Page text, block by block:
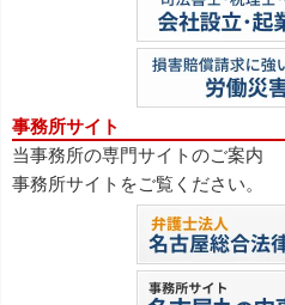
事務所サイト
当事務所の専門サイトのご案内
事務所サイトをご覧ください。